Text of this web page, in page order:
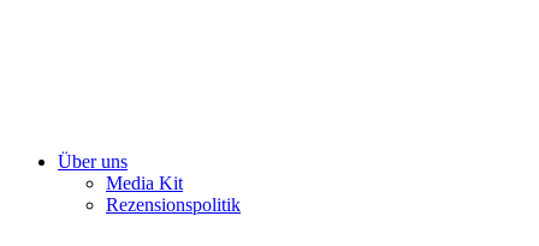
Über uns
Media Kit
Rezensionspolitik